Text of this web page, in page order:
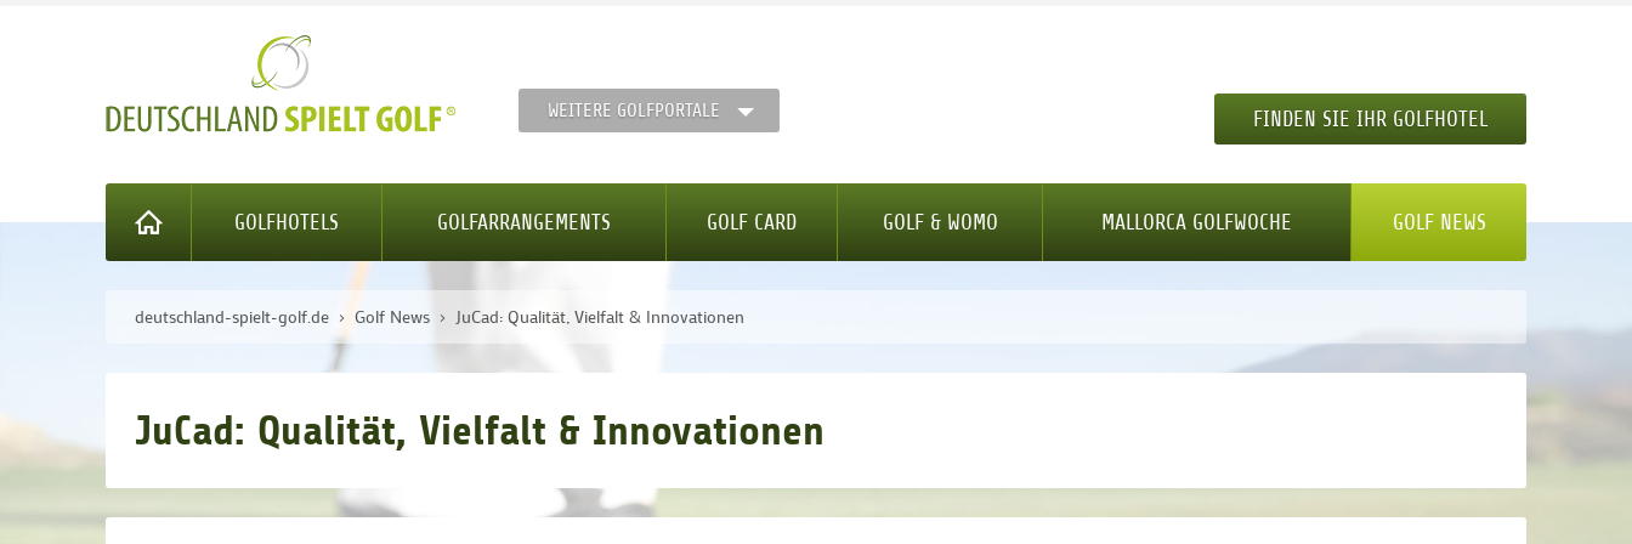
WEITERE GOLFPORTALE FINDEN SIE IHR GOLFHOTEL
GOLFHOTELS GOLFARRANGEMENTS GOLF CARD GOLF & WOMO MALLORCA GOLFWOCHE GOLF NEWS
deutschland-spielt-golf.de Golf News JuCad: Qualität, Vielfalt & Innovationen
JuCad: Qualität, Vielfalt & Innovationen